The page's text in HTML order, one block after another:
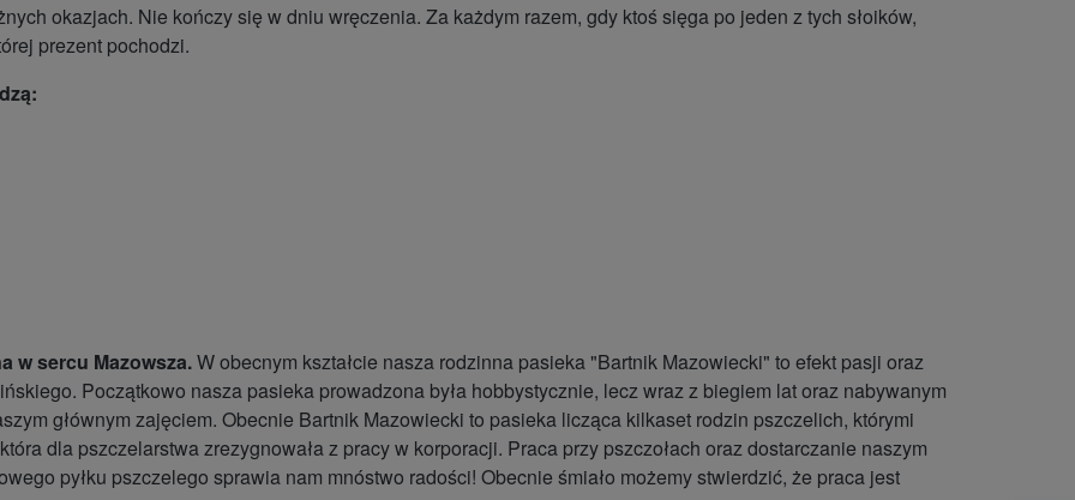
okazjach. Nie kończy się w dniu wręczenia. Za każdym razem, gdy ktoś sięga po jeden z tych słoików,
prezent pochodzi.
w sercu Mazowsza.W obecnym kształcie nasza rodzinna pasieka "Bartnik Mazowiecki" to efekt pasji oraz
Początkowo nasza pasieka prowadzona była hobbystycznie, lecz wraz z biegiem lat oraz nabywanym
głównym zajęciem. Obecnie Bartnik Mazowiecki to pasieka licząca kilkaset rodzin pszczelich, którymi
dla pszczelarstwa zrezygnowała z pracy w korporacji. Praca przy pszczołach oraz dostarczanie naszym
pyłku pszczelego sprawia nam mnóstwo radości! Obecnie śmiało możemy stwierdzić, że praca jest